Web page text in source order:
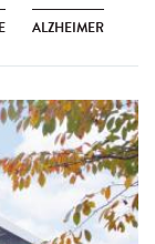
ALZHEIMER